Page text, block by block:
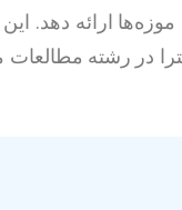
موزه‌ها ارائه دهد.
در رشته